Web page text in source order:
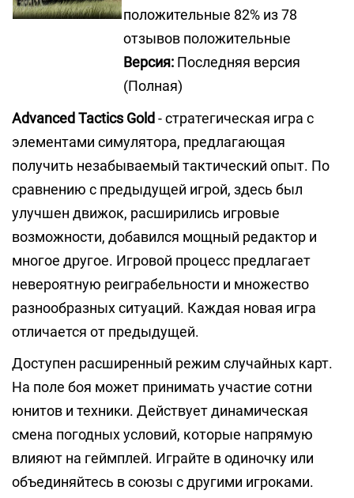
положительные 82% из 78
отзывов положительные
Версия: Последняя версия
(Полная)
Advanced Tactics Gold - стратегическая игра с
элементами симулятора, предлагающая
получить незабываемый тактический опыт. По
сравнению с предыдущей игрой, здесь был
улучшен движок, расширились игровые
возможности, добавился мощный редактор и
многое другое. Игровой процесс предлагает
невероятную реиграбельности и множество
разнообразных ситуаций. Каждая новая игра
отличается от предыдущей.
Доступен расширенный режим случайных карт.
На поле боя может принимать участие сотни
юнитов и техники. Действует динамическая
смена погодных условий, которые напрямую
влияют на геймплей. Играйте в одиночку или
объединяйтесь в союзы с другими игроками.